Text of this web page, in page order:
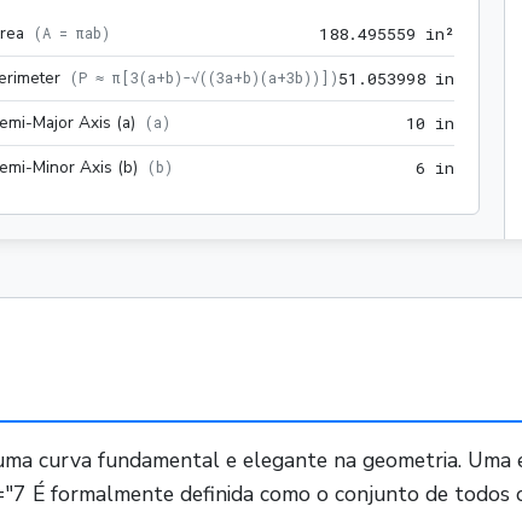
(A = πab) 1 88.495559 in²
(P ≈ π[3(a+b)-√((3a+b)(a+3b))] )51 .053998 in
Major Axis (a) (a) 10 in
Minor Axis (b) (b) 6 in
curva fundamental e elegante na geometria.
É formalmente definida como o conjunto de